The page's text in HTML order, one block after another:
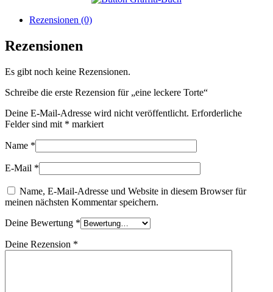
Rezensionen (0)
Rezensionen
Es gibt noch keine Rezensionen.
Schreibe die erste Rezension für „eine leckere Torte“
Deine E-Mail-Adresse wird nicht veröffentlicht. Erforderliche
Felder sind mit * markiert
Name *
E-Mail *
Name, E-Mail-Adresse und Website in diesem Browser für
meinen nächsten Kommentar speichern.
Deine Bewertung *
Deine Rezension *